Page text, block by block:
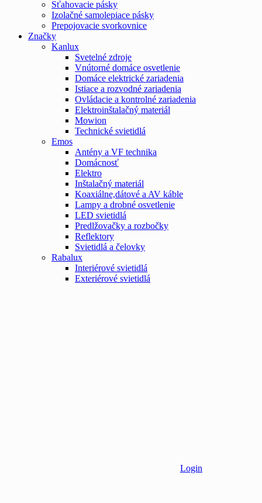
Sťahovacie pásky
Izolačné samolepiace pásky
Prepojovacie svorkovnice
Značky
Kanlux
Svetelné zdroje
Vnútorné domáce osvetlenie
Domáce elektrické zariadenia
Istiace a rozvodné zariadenia
Ovládacie a kontrolné zariadenia
Elektroinštalačný materiál
Mowion
Technické svietidlá
Emos
Antény a VF technika
Domácnosť
Elektro
Inštalačný materiál
Koaxiálne,dátové a AV káble
Lampy a drobné osvetlenie
LED svietidlá
Predlžovačky a rozbočky
Reflektory
Svietidlá a čelovky
Rabalux
Interiérové svietidlá
Exteriérové svietidlá
Login